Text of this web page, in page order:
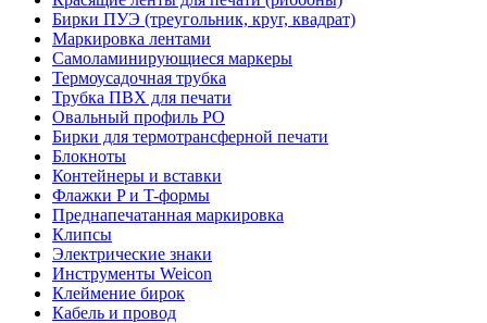
Бирки ПУЭ (треугольник, круг, квадрат)
Маркировка лентами
Самоламинирующиеся маркеры
Термоусадочная трубка
Трубка ПВХ для печати
Овальный профиль PO
Бирки для термотрансферной печати
Блокноты
Контейнеры и вставки
Флажки P и T-формы
Преднапечатанная маркировка
Клипсы
Электрические знаки
Инструменты Weicon
Клеймение бирок
Кабель и провод